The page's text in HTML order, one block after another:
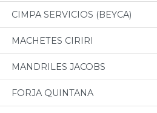
CIMPA SERVICIOS (BEYCA)
MACHETES CIRIRI
MANDRILES JACOBS
FORJA QUINTANA